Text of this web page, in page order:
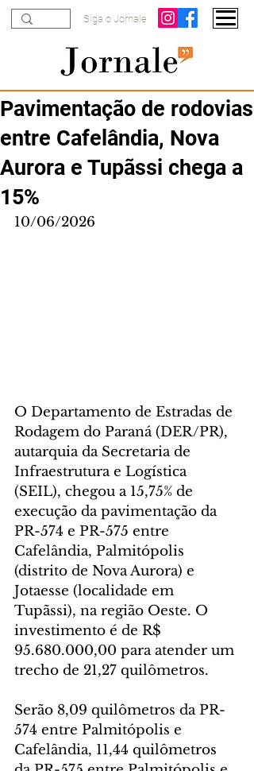
Siga o Jornale
Pavimentação de rodovias
entre Cafelândia, Nova
Aurora e Tupãssi chega a
15%
10/06/2026
O Departamento de Estradas de
Rodagem do Paraná (DER/PR),
autarquia da Secretaria de
Infraestrutura e Logística
(SEIL), chegou a 15,75% de
execução da pavimentação da
PR-574 e PR-575 entre
Cafelândia, Palmitópolis
(distrito de Nova Aurora) e
Jotaesse (localidade em
Tupãssi), na região Oeste. O
investimento é de R$
95.680.000,00 para atender um
trecho de 21,27 quilômetros.
Serão 8,09 quilômetros da PR-
574 entre Palmitópolis e
Cafelândia, 11,44 quilômetros